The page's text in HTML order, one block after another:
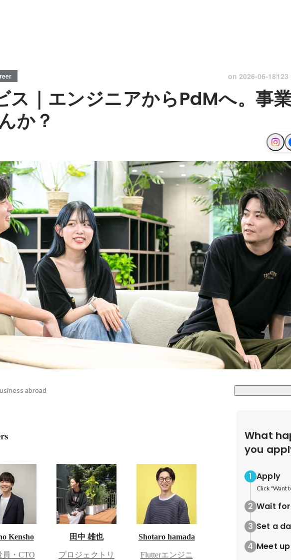
on 2026-06-18123
ス｜エンジニアからPdMへ。事
か？
abroad
Kensho
員・CTO
田中 雄也
プロジェクトリ
Shotaro hamada
Flutterエンジニ
What
you
Apply
Click "Want
Wait
Set a
Meet up